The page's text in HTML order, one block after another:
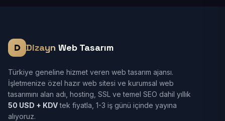
Dizayn Web Tasarım
Türkiye geneline hizmet veren web tasarım ajansı.
İşletmenize özel hazır web sitesi ve kurumsal web
tasarımını alan adı, hosting, SSL ve temel SEO dahil yıllık
50 USD + KDVtek fiyatla, 1-3 iş günü içinde yayına
alıyoruz.